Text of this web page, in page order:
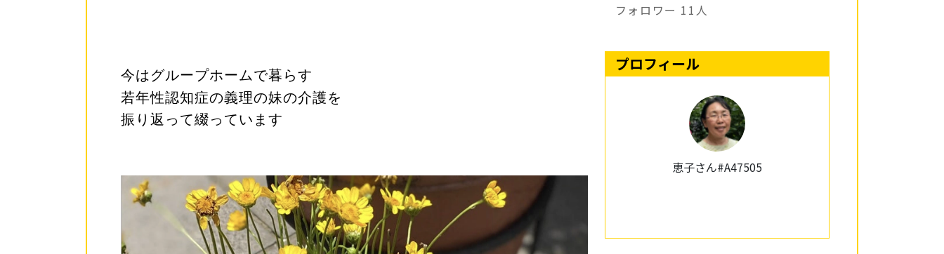
今はグループホームで暮らす
若年性認知症の義理の妹の介護を
振り返って綴っています
フォロワー 11 人
プロフィール
恵子さん#A47505